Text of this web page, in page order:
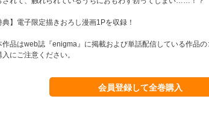
典】電子限定描きおろし漫画1Pを収録！
品はweb誌『enigma』に掲載および単話配信している作品
入にご注意ください。
会員登録して全巻購入